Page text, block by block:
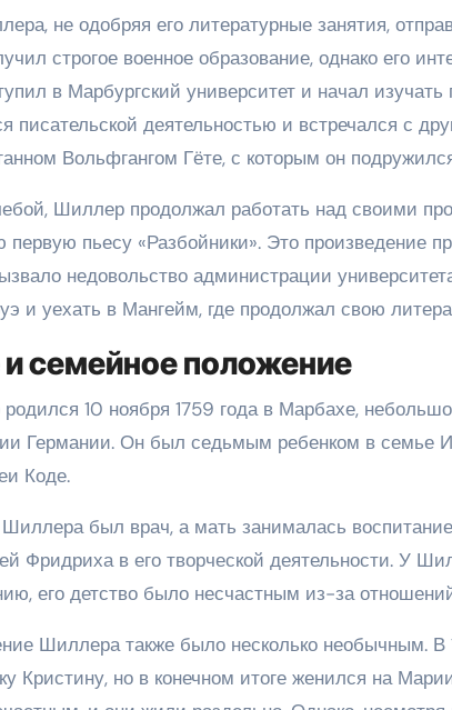
не одобряя его литературные занятия,
строгое военное образование, однако его
в Марбургский университет и начал изучать
писательской деятельностью и встречался с
Вольфгангом Гёте, с которым он
Шиллер продолжал работать над своими
первую пьесу «Разбойники». Это произведение
недовольство администрации
и уехать в Мангейм, где продолжал свою
семейное положение
10 ноября 1759 года в Марбахе,
Германии. Он был седьмым ребенком в семье
Коде.
был врач, а мать занималась
Фридриха в его творческой деятельности. У
его детство было несчастным из-за
Шиллера также было несколько необычным.
Кристину, но в конечном итоге женился на